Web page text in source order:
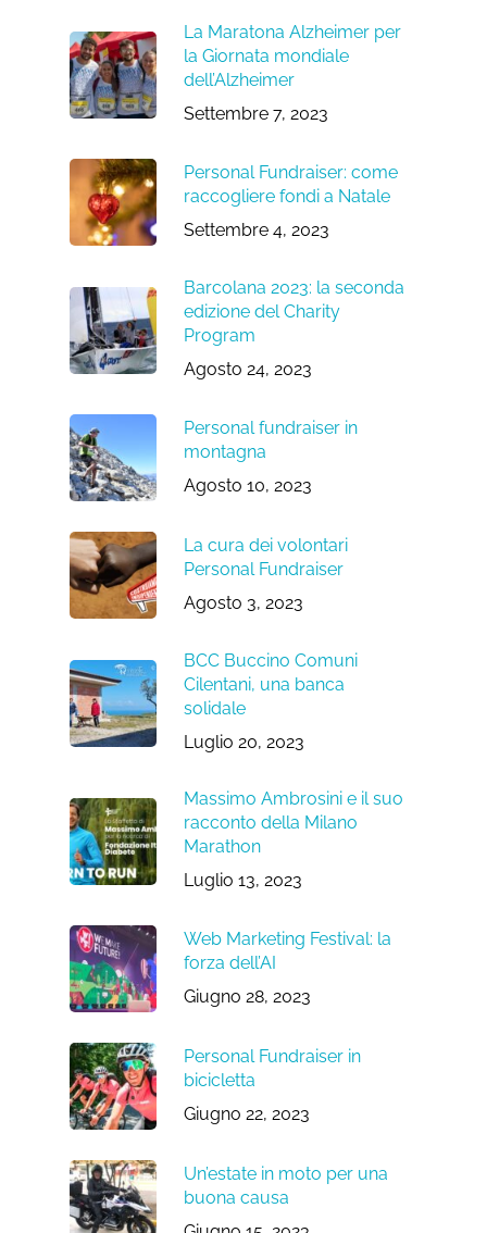
La Maratona Alzheimer per
la Giornata mondiale
dell’Alzheimer
Settembre 7, 2023
Personal Fundraiser: come
raccogliere fondi a Natale
Settembre 4, 2023
Barcolana 2023: la seconda
edizione del Charity
Program
Agosto 24, 2023
Personal fundraiser in
montagna
Agosto 10, 2023
La cura dei volontari
Personal Fundraiser
Agosto 3, 2023
BCC Buccino Comuni
Cilentani, una banca
solidale
Luglio 20, 2023
Massimo Ambrosini e il suo
racconto della Milano
Marathon
Luglio 13, 2023
Web Marketing Festival: la
forza dell’AI
Giugno 28, 2023
Personal Fundraiser in
bicicletta
Giugno 22, 2023
Un’estate in moto per una
buona causa